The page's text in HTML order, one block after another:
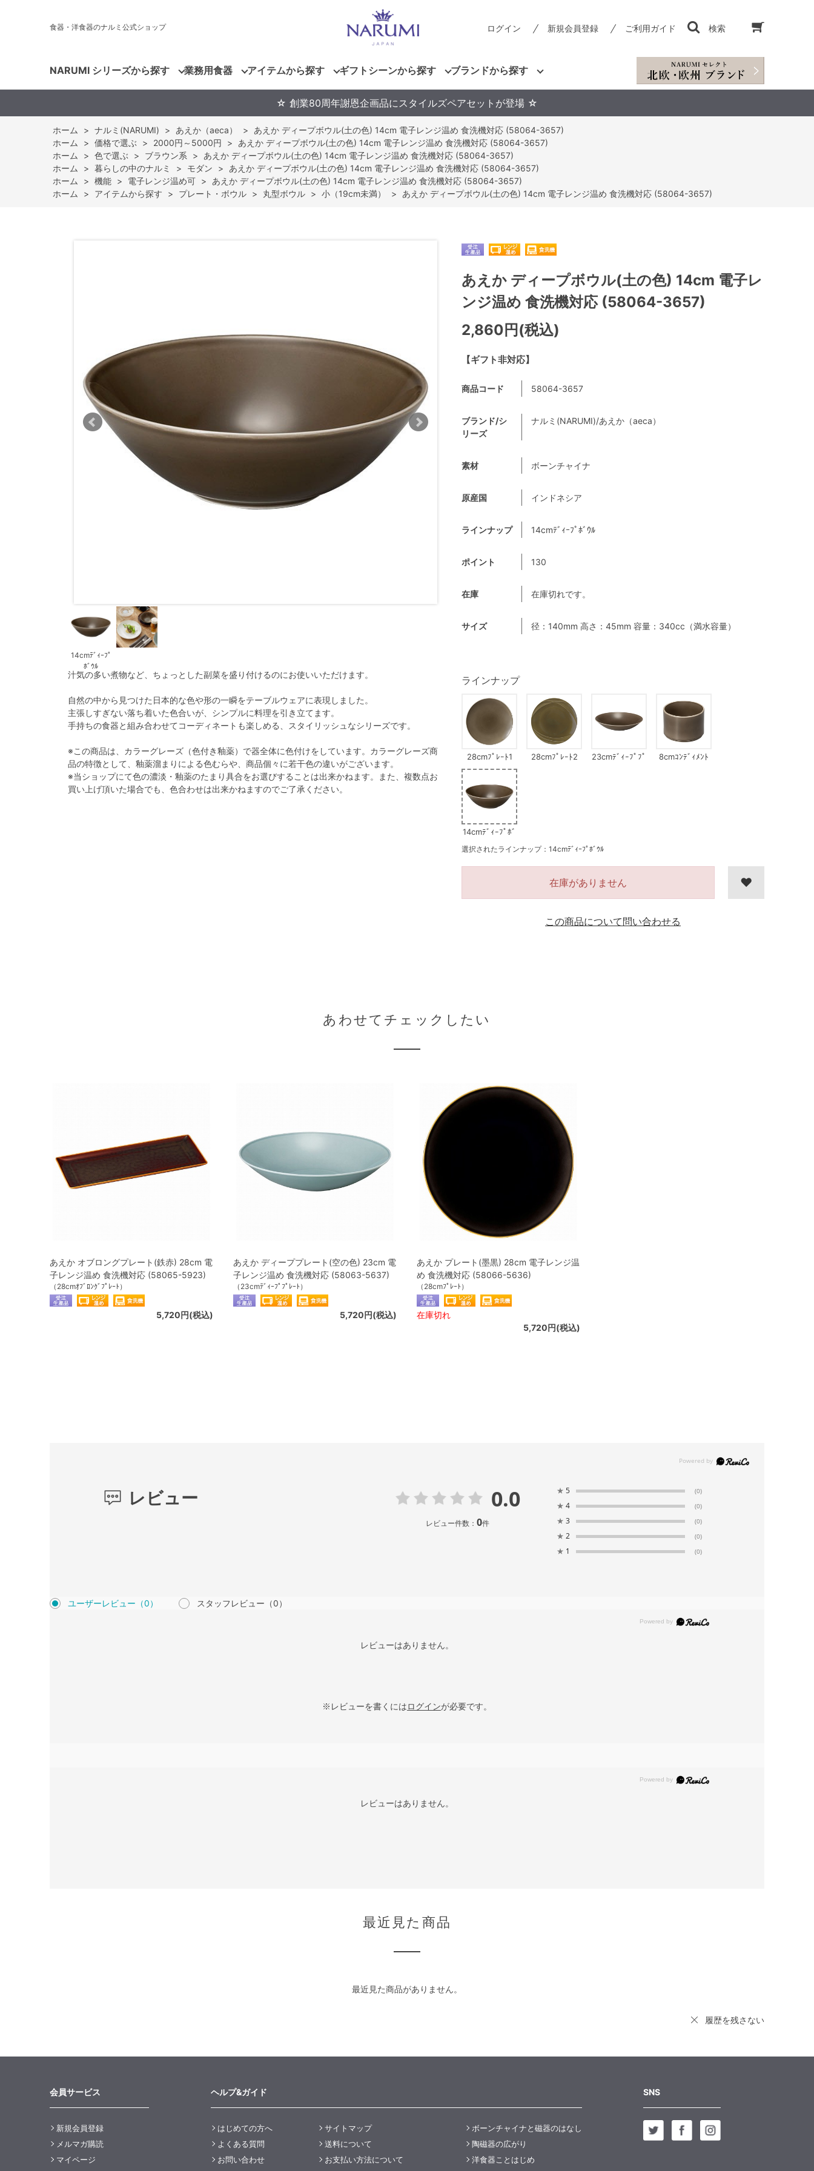
食器・洋食器のナルミ公式ショップ ログイン 新規会員登録 ご利用ガイド 検索
NARUMI シリーズから探す 業務用食器 アイテムから探す ギフトシーンから探す ブランドから探す
☆ 創業80周年謝恩企画品にスタイルズペアセットが登場 ☆
ホーム > ナルミ(NARUMI) > あえか（aeca） >
あえか ディープボウル(土の色) 14cm 電子レンジ温め 食洗機対応 (58064-3657)
ホーム
> 価格で選ぶ > 2000円～5000円 >
あえか ディープボウル(土の色) 14cm 電子レンジ温め 食洗機対応 (58064-3657)
ホーム
> 色で選ぶ > ブラウン系 >
あえか ディープボウル(土の色) 14cm 電子レンジ温め 食洗機対応 (58064-3657)
ホーム
> 暮らしの中のナルミ > モダン >
あえか ディープボウル(土の色) 14cm 電子レンジ温め 食洗機対応 (58064-3657)
ホーム
> 機能 > 電子レンジ温め可 >
あえか ディープボウル(土の色) 14cm 電子レンジ温め 食洗機対応 (58064-3657)
ホーム
> アイテムから探す > プレート・ボウル > 丸型ボウル > 小（19cm未満） > あえか ディープボウル(土の色) 14cm 電子レンジ温め 食洗機対応 (58064-3657)
14cmﾃﾞｨｰﾌﾟ
ﾎﾞｳﾙ
汁気の多い煮物など、ちょっとした副菜を盛り付けるのにお使いいただけます。
自然の中から見つけた日本的な色や形の一瞬をテーブルウェアに表現しました。
主張しすぎない落ち着いた色合いが、シンプルに料理を引き立てます。
手持ちの食器と組み合わせてコーディネートも楽しめる、スタイリッシュなシリーズです。
※この商品は、カラーグレーズ（色付き釉薬）で器全体に色付けをしています。カラーグレーズ商
品の特徴として、釉薬溜まりによる色むらや、商品個々に若干色の違いがございます。
※当ショップにて色の濃淡・釉薬のたまり具合をお選びすることは出来かねます。また、複数点お
買い上げ頂いた場合でも、色合わせは出来かねますのでご了承ください。
【ギフト非対応】
あえか ディープボウル(土の色) 14cm 電子レ
ンジ温め 食洗機対応 (58064-3657)
2,860円(税込)
商品コード 58064-3657
ブランド/シ
リーズ
ナルミ(NARUMI)/あえか（aeca）
素材 ボーンチャイナ
原産国 インドネシア
ラインナップ 14cmﾃﾞｨｰﾌﾟﾎﾞｳﾙ
ポイント 130
在庫 在庫切れです。
サイズ 径：140mm 高さ：45mm 容量：340cc（満水容量）
ラインナップ
28cmﾌﾟﾚｰﾄ1 28cmﾌﾟﾚｰﾄ2
23cmﾃﾞｨｰﾌﾟﾌﾟ
8cmｺﾝﾃﾞｨﾒﾝﾄ
14cmﾃﾞｨｰﾌﾟﾎﾞ
選択されたラインナップ：14cmﾃﾞｨｰﾌﾟﾎﾞｳﾙ
在庫がありません
この商品について問い合わせる
あわせてチェックしたい
あえか オブロングプレート(鉄赤) 28cm 電
子レンジ温め 食洗機対応 (58065-5923)
（28cmｵﾌﾞﾛﾝｸﾞﾌﾟﾚｰﾄ）
5,720円(税込)
あえか ディーププレート(空の色) 23cm 電
子レンジ温め 食洗機対応 (58063-5637)
（23cmﾃﾞｨｰﾌﾟﾌﾟﾚｰﾄ）
5,720円(税込)
あえか プレート(墨黒) 28cm 電子レンジ温
め 食洗機対応 (58066-5636)
（28cmﾌﾟﾚｰﾄ）
在庫切れ
5,720円(税込)
レビュー 0.0
レビュー件数： 0件
★ 5 (0)
★ 4 (0)
★ 3 (0)
★ 2 (0)
★ 1 (0)
ユーザーレビュー （0） スタッフレビュー （0）
レビューはありません。
※レビューを書くにはログインが必要です。
レビューはありません。
最近見た商品
最近見た商品がありません。
履歴を残さない
会員サービス
新規会員登録
メルマガ購読
マイページ
ヘルプ&ガイド
はじめての方へ
よくある質問
お問い合わせ
サイトマップ
送料について
お支払い方法について
ボーンチャイナと磁器のはなし
陶磁器の広がり
洋食器ことはじめ
SNS